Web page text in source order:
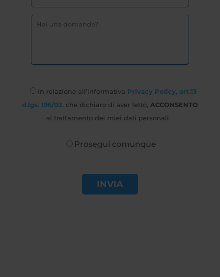
In relazione all’informativa Privacy Policy, art.13
d.lgs. 196/03, che dichiaro di aver letto, ACCONSENTO
al trattamento dei miei dati personali
Prosegui comunque